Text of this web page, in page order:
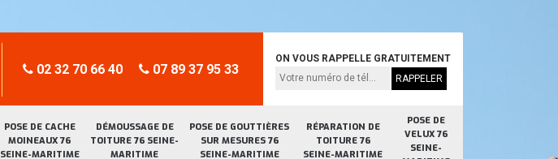
POSE DE CACHE
MOINEAUX 76
SEINE-MARITIME
DÉMOUSSAGE DE
TOITURE 76 SEINE-
MARITIME
POSE DE GOUTTIÈRES
SUR MESURES 76
SEINE-MARITIME
RÉPARATION DE
TOITURE 76
SEINE-MARITIME
POSE DE
VELUX 76
SEINE-
02 32 70 66 40 07 89 37 95 33
ON VOUS RAPPELLE GRATUITEMENT